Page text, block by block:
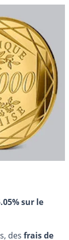
sur le
des frais de